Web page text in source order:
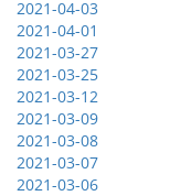
2021-04-03
2021-04-01
2021-03-27
2021-03-25
2021-03-12
2021-03-09
2021-03-08
2021-03-07
2021-03-06